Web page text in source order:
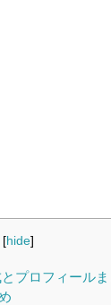
[hide]
プロフィール